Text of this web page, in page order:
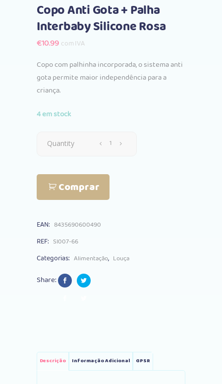
Copo Anti Gota + Palha
Interbaby Silicone Rosa
€10.99 com IVA
Copo com palhinha incorporada, o sistema anti
gota permite maior independência para a
criança.
4 em stock
Copo
Gota
Palha
Silicone
Quantity
Comprar
EAN: 8435690600490
REF: SI007-66
Categorias: Alimentação, Louça
Share:
Descrição Informação Adicional GPSR